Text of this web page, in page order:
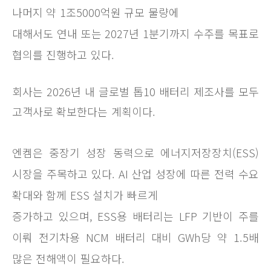
나머지 약 1조5000억원 규모 물량에
대해서도 연내 또는 2027년 1분기까지 수주를 목표로
협의를 진행하고 있다.
회사는 2026년 내 글로벌 톱10 배터리 제조사를 모두
고객사로 확보한다는 계획이다.
엔켐은 중장기 성장 동력으로 에너지저장장치(ESS)
시장을 주목하고 있다. AI 산업 성장에 따른 전력 수요
확대와 함께 ESS 설치가 빠르게
증가하고 있으며, ESS용 배터리는 LFP 기반이 주를
이뤄 전기차용 NCM 배터리 대비 GWh당 약 1.5배
많은 전해액이 필요하다.